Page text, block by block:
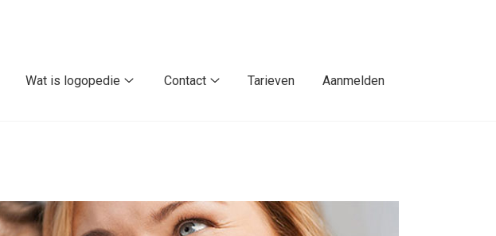
Wat is logopedie
Contact
Tarieven Aanmelden